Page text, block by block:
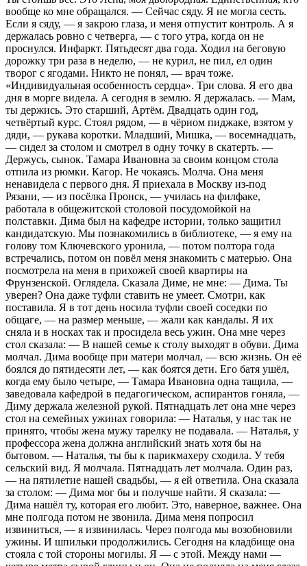
вообще ко мне обращался. — Сейчас сяду. Я не могла сесть.
Если я сяду, — я закрою глаза, и меня отпустит контроль. А я
держалась ровно с четверга, — с того утра, когда он не
проснулся. Инфаркт. Пятьдесят два года. Ходил на беговую
дорожку три раза в неделю, — не курил, не пил, ел один
творог с ягодами. Никто не понял, — врач тоже.
«Индивидуальная особенность сердца». Три слова. Я его два
дня в морге видела. А сегодня в землю. Я держалась. — Мам,
ты держись. Это старший, Артём. Двадцать один год,
четвёртый курс. Стоял рядом, — в чёрном пиджаке, взятом у
дяди, — рукава коротки. Младший, Мишка, — восемнадцать,
— сидел за столом и смотрел в одну точку в скатерть. —
Держусь, сынок. Тамара Ивановна за своим концом стола
отпила из рюмки. Кагор. Не чокаясь. Молча. Она меня
ненавидела с первого дня. Я приехала в Москву из-под
Рязани, — из посёлка Пронск, — училась на филфаке,
работала в общежитской столовой посудомойкой на
полставки. Дима был на кафедре истории, только защитил
кандидатскую. Мы познакомились в библиотеке, — я ему на
голову том Ключевского уронила, — потом полтора года
встречались, потом он повёл меня знакомить с матерью. Она
посмотрела на меня в прихожей своей квартиры на
Фрунзенской. Оглядела. Сказала Диме, не мне: — Дима. Ты
уверен? Она даже туфли ставить не умеет. Смотри, как
поставила. Я в тот день носила туфли своей соседки по
общаге, — на размер меньше, — жали как кандалы. Я их
сняла и в носках так и просидела весь ужин. Она мне через
стол сказала: — В нашей семье к столу выходят в обуви. Дима
молчал. Дима вообще при матери молчал, — всю жизнь. Он её
боялся до пятидесяти лет, — как боятся дети. Его батя ушёл,
когда ему было четыре, — Тамара Ивановна одна тащила, —
заведовала кафедрой в педагогическом, аспирантов гоняла, —
Диму держала железной рукой. Пятнадцать лет она мне через
стол на семейных ужинах говорила: — Наталья, у нас так не
принято, чтобы жена мужу тарелку не подавала. — Наталья, у
профессора жена должна английский знать хотя бы на
бытовом. — Наталья, ты бы к парикмахеру сходила. У тебя
сельский вид. Я молчала. Пятнадцать лет молчала. Один раз,
— на пятилетие нашей свадьбы, — я ей ответила. Она сказала
за столом: — Дима мог бы и получше найти. Я сказала: —
Дима нашёл ту, которая его любит. Это, наверное, важнее. Она
мне полгода потом не звонила. Дима меня попросил
извиниться, — я извинилась. Через полгода мы возобновили
ужины. И шпильки продолжились. Сегодня на кладбище она
стояла с той стороны могилы. Я — с этой. Между нами —